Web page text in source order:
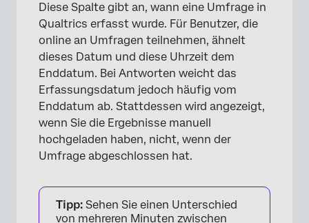
Diese Spalte gibt an, wann eine Umfrage in
Qualtrics erfasst wurde. Für Benutzer, die
online an Umfragen teilnehmen, ähnelt
dieses Datum und diese Uhrzeit dem
Enddatum. Bei Antworten weicht das
Erfassungsdatum jedoch häufig vom
Enddatum ab. Stattdessen wird angezeigt,
wenn Sie die Ergebnisse manuell
hochgeladen haben, nicht, wenn der
Umfrage abgeschlossen hat.
Tipp: Sehen Sie einen Unterschied
von mehreren Minuten zwischen